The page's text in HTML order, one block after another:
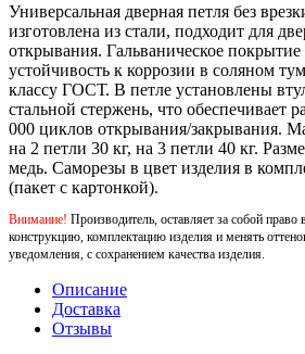
Универсальная дверная петля без
изготовлена из стали, подходит для
открывания. Гальваническое
устойчивость к коррозии в соляном
классу ГОСТ. В петле установлены
стальной стержень, что обеспечивает
000 циклов открывания/закрывания.
на 2 петли 30 кг, на 3 петли 40 кг.
медь. Саморезы в цвет изделия в
(пакет с картонкой).
Внимание! Производитель, оставляет за собой право
конструкцию, комплектацию изделия и менять
уведомления, с сохранением качества изделия.
Описание
Доставка
Отзывы